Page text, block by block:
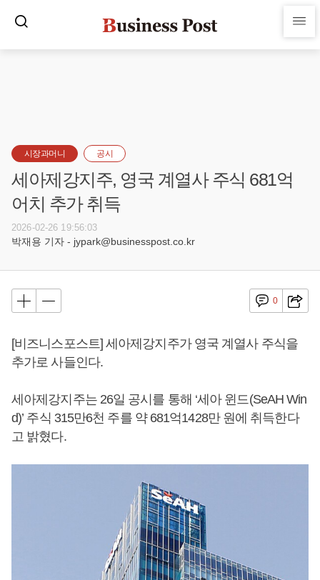
시장과머니 공시
세아제강지주, 영국 계열사 주식 681억
어치 추가 취득
2026-02-26 19:56:03
박재용 기자 - jypark@businesspost.co.kr
0
[비즈니스포스트] 세아제강지주가 영국 계열사 주식을
추가로 사들인다.
세아제강지주는 26일 공시를 통해 ‘세아 윈드(SeAH Win
d)’ 주식 315만6천 주를 약 681억1428만 원에 취득한다
고 밝혔다.